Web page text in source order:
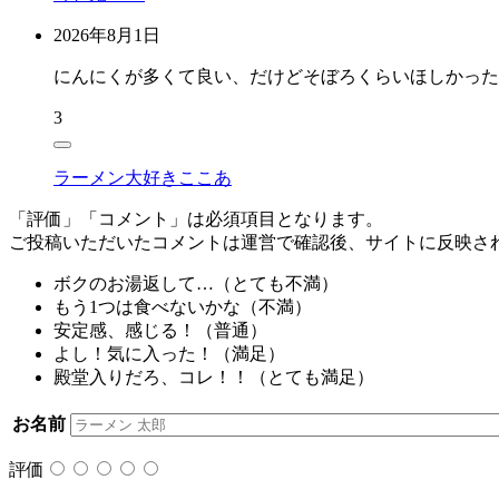
2026年8月1日
にんにくが多くて良い、だけどそぼろくらいほしかっ
3
ラーメン大好きここあ
「評価」「コメント」は必須項目となります。
ご投稿いただいたコメントは運営で確認後、サイトに反映さ
ボクのお湯返して…（ とても不満）
もう1つは食べないかな（不満）
安定感、感じる！（普通 ）
よし！気に入った！（満足 ）
殿堂入りだろ、コレ！！（ とても満足 ）
お名前
評価